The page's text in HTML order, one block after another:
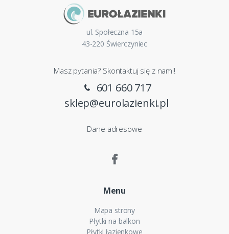
ul. Społeczna 15a
43-220 Świerczyniec
Masz pytania? Skontaktuj się z nami!
601 660 717
sklep@eurolazienki.pl
Dane adresowe
Menu
Mapa strony
Płytki na balkon
Płytki łazienkowe